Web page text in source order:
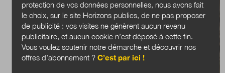
protection de vos données personnelles, nous avons fait
le choix, sur le site Horizons publics, de ne pas proposer
de publicité : vos visites ne génèrent aucun revenu
publicitaire, et aucun cookie n’est déposé à cette fin.
Vous voulez soutenir notre démarche et découvrir nos
offres d’abonnement ?C’est par ici !